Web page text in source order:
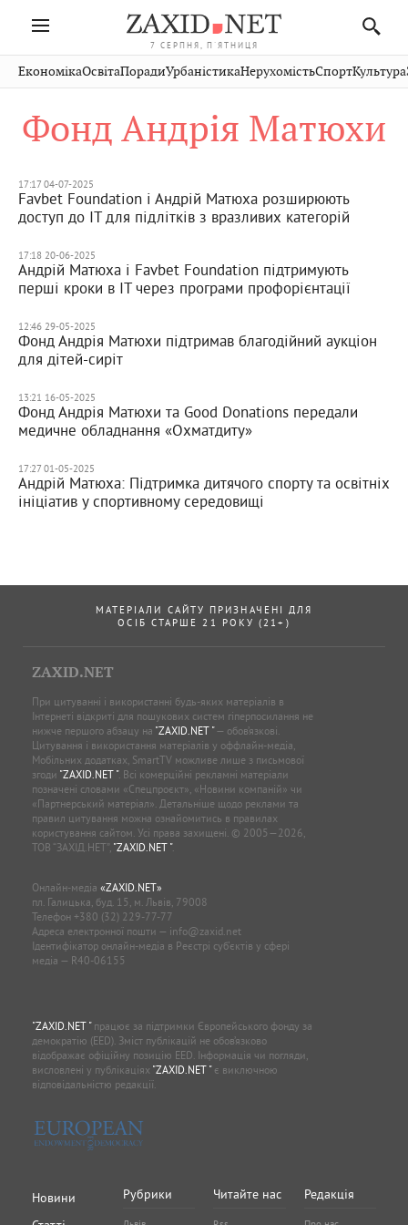
7 СЕРПНЯ, П'ЯТНИЦЯ
Івано-
Франківськ
Волинь
Рівне
Чернівці
Стрий
Хмельницький
Публікації
Авто СловкоКультура
Кіно
Дім СпортКраєзнавство
ЕкономікаОсвітаПорадиУрбаністикаНерухомістьСпортКультура
Фонд Андрія Матюхи
17:17 04-07-2025
Favbet Foundation і Андрій Матюха розширюють
доступ до IT для підлітків з вразливих категорій
17:18 20-06-2025
Андрій Матюха і Favbet Foundation підтримують
перші кроки в ІТ через програми профорієнтації
12:46 29-05-2025
Фонд Андрія Матюхи підтримав благодійний аукціон
для дітей-сиріт
13:21 16-05-2025
Фонд Андрія Матюхи та Good Donations передали
медичне обладнання «Охматдиту»
17:27 01-05-2025
Андрій Матюха: Підтримка дитячого спорту та освітніх
ініціатив у спортивному середовищі
МАТЕРІАЛИ САЙТУ ПРИЗНАЧЕНІ ДЛЯ
ОСІБ СТАРШЕ 21 РОКУ (21+)
ZAXID.NET
При цитуванні і використанні будь-яких матеріалів в
Інтернеті відкриті для пошукових систем гіперпосилання не
нижче першого абзацу на "ZAXID.NET "— обов’язкові.
Цитування і використання матеріалів у оффлайн-медіа,
Мобільних додатках, SmartTV можливе лише з письмової
згоди "ZAXID.NET ". Всі комерційні рекламні матеріали
позначені словами «Спецпроєкт», «Новини компаній» чи
«Партнерський матеріал». Детальніше щодо реклами та
правил цитування можна ознайомитись в правилах
користування сайтом. Усі права захищені. © 2005—2026,
ТОВ “ЗАХІД.НЕТ”, "ZAXID.NET ".
Онлайн-медіа «ZAXID.NET»
пл. Галицька, буд. 15, м. Львів, 79008
Телефон +380 (32) 229-77-77
Адреса електронної пошти — info@zaxid.net
Ідентифікатор онлайн-медіа в Реєстрі суб'єктів у сфері
медіа — R40-06155
"ZAXID.NET "працює за підтримки Європейського фонду за
демократію (EED). Зміст публікацій не обов’язково
відображає офіційну позицію EED. Інформація чи погляди,
висловлені у публікаціях "ZAXID.NET "є виключною
відповідальністю редакції.
Новини
Рубрики Читайте нас Редакція